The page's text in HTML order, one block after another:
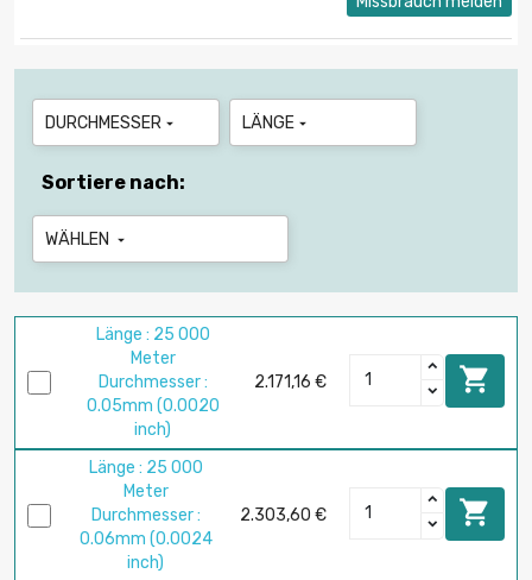
DURCHMESSER  LÄNGE 
Sortiere nach:
WÄHLEN 
Länge : 25 000
Meter
Durchmesser :
0.05mm (0.0020
inch)
2.171,16 € 
Länge : 25 000
Meter
Durchmesser :
0.06mm (0.0024
inch)
2.303,60 € 